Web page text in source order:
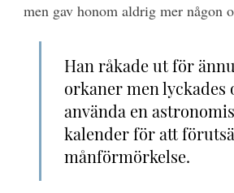
men gav honom aldrig mer någon
Han råkade ut för
orkaner men lyckades
använda en
kalender för att
månförmörkelse.